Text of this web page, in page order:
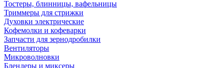
Тостеры, блинницы, вафельницы
Триммеры для стрижки
Духовки электрические
Кофемолки и кофеварки
Запчасти для зернодробилки
Вентиляторы
Микроволновки
Блендеры и миксеры